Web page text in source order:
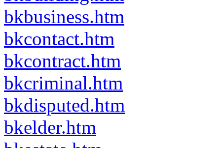
bkbusiness.htm
bkcontact.htm
bkcontract.htm
bkcriminal.htm
bkdisputed.htm
bkelder.htm